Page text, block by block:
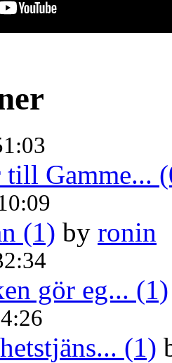
till Gamme...
(1) by ronin
gör eg... (1)
(1)